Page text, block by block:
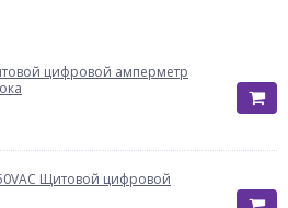
цифровой амперметр
Щитовой цифровой